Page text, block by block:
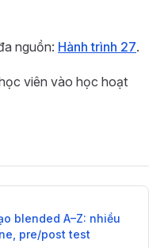
nguồn: Hành trình 27.
viên vào học hoạt
blended A–Z: nhiều
pre/post test